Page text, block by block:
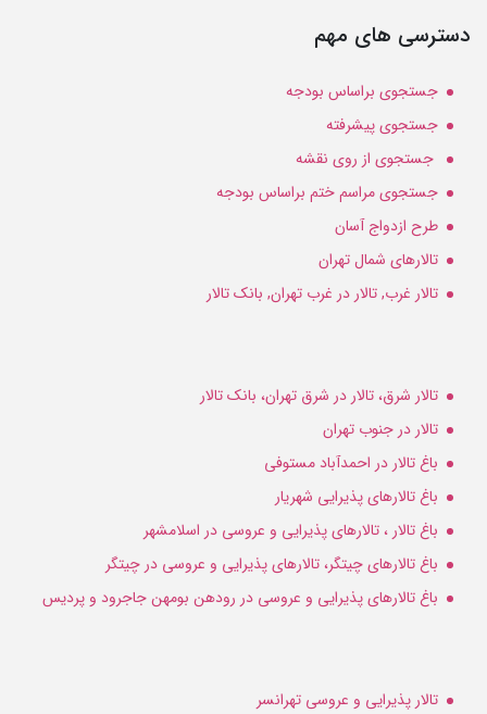
دسترسی های مهم
جستجوی براساس بودجه
جستجوی پیشرفته
جستجوی از روی نقشه
جستجوی مراسم ختم براساس بودجه
طرح ازدواج آسان
تالارهای شمال تهران
تالار غرب, تالار در غرب تهران, بانک تالار
تالار شرق، تالار در شرق تهران، بانک تالار
تالار در جنوب تهران
باغ تالار در احمدآباد مستوفی
باغ تالارهای پذیرایی شهریار
باغ تالار ، تالارهای پذیرایی و عروسی در اسلامشهر
باغ تالارهای چیتگر، تالارهای پذیرایی و عروسی در چیتگر
باغ تالارهای پذیرایی و عروسی در رودهن بومهن جاجرود و پردیس
تالار پذیرایی و عروسی تهرانسر